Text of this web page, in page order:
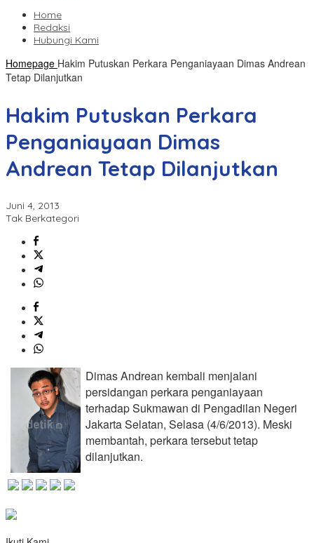
Home
Redaksi
Hubungi Kami
Homepage Hakim Putuskan Perkara Penganiayaan Dimas Andrean
Tetap Dilanjutkan
Hakim Putuskan Perkara
Penganiayaan Dimas
Andrean Tetap Dilanjutkan
Juni 4, 2013
Tak Berkategori
Dimas Andrean kembali menjalani
persidangan perkara penganiayaan
terhadap Sukmawan di Pengadilan Negeri
Jakarta Selatan, Selasa (4/6/2013). Meski
membantah, perkara tersebut tetap
dilanjutkan.